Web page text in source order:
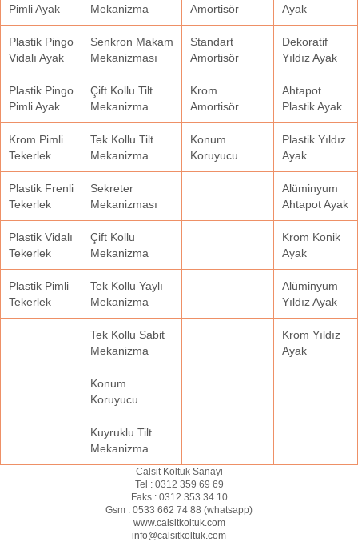
Pimli Ayak
Mekanizma
Amortisör
Ayak
Plastik Pingo
Vidalı Ayak
Senkron Makam
Mekanizması
Standart
Amortisör
Dekoratif
Yıldız Ayak
Plastik Pingo
Pimli Ayak
Çift Kollu Tilt
Mekanizma
Krom
Amortisör
Ahtapot
Plastik Ayak
Krom Pimli
Tekerlek
Tek Kollu Tilt
Mekanizma
Konum
Koruyucu
Plastik Yıldız
Ayak
Plastik Frenli
Tekerlek
Sekreter
Mekanizması
Alüminyum
Ahtapot Ayak
Plastik Vidalı
Tekerlek
Çift Kollu
Mekanizma
Krom Konik
Ayak
Plastik Pimli
Tekerlek
Tek Kollu Yaylı
Mekanizma
Alüminyum
Yıldız Ayak
Tek Kollu Sabit
Mekanizma
Krom Yıldız
Ayak
Konum
Koruyucu
Kuyruklu Tilt
Mekanizma
Calsit Koltuk Sanayi
Tel : 0312 359 69 69
Faks : 0312 353 34 10
Gsm : 0533 662 74 88 (whatsapp)
www.calsitkoltuk.com
info@calsitkoltuk.com